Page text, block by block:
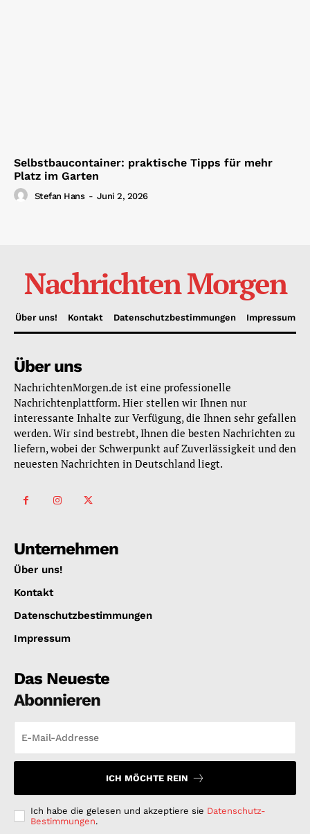
Selbstbaucontainer: praktische Tipps für mehr
Platz im Garten
Stefan Hans - Juni 2, 2026
Nachrichten Morgen
Über uns! Kontakt Datenschutzbestimmungen Impressum
Über uns
NachrichtenMorgen.de ist eine professionelle
Nachrichtenplattform. Hier stellen wir Ihnen nur
interessante Inhalte zur Verfügung, die Ihnen sehr gefallen
werden. Wir sind bestrebt, Ihnen die besten Nachrichten zu
liefern, wobei der Schwerpunkt auf Zuverlässigkeit und den
neuesten Nachrichten in Deutschland liegt.
Unternehmen
Über uns!
Kontakt
Datenschutzbestimmungen
Impressum
Das Neueste
Abonnieren
ICH MÖCHTE REIN
Ich habe die gelesen und akzeptiere sie Datenschutz-
Bestimmungen.